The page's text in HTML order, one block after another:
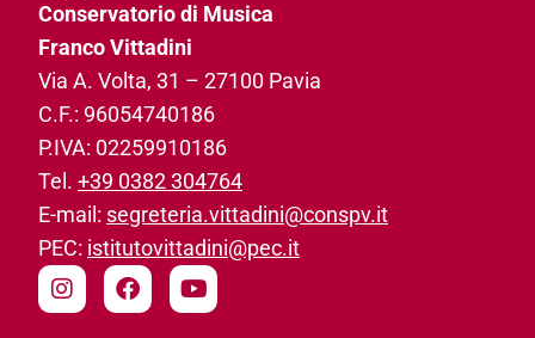
Conservatorio di Musica
Franco Vittadini
Via A. Volta, 31­ – 27100 Pavia
C.F.: 96054740186­
P.IVA: 02259910186­
Tel. +39 0382 304764
E-mail: segreteria.vittadini@conspv.it
PEC: istitutovittadini@pec.it